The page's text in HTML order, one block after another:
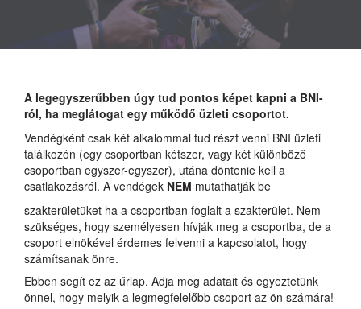
A legegyszerűbben úgy tud pontos képet kapni a BNI-
ról, ha meglátogat egy működő üzleti csoportot.
Vendégként csak két alkalommal tud részt venni BNI üzleti
találkozón (egy csoportban kétszer, vagy két különböző
csoportban egyszer-egyszer), utána döntenie kell a
csatlakozásról. A vendégek NEM mutathatják be
szakterületüket ha a csoportban foglalt a szakterület. Nem
szükséges, hogy személyesen hívják meg a csoportba, de a
csoport elnökével érdemes felvenni a kapcsolatot, hogy
számítsanak önre.
Ebben segít ez az űrlap. Adja meg adatait és egyeztetünk
önnel, hogy melyik a legmegfelelőbb csoport az ön számára!